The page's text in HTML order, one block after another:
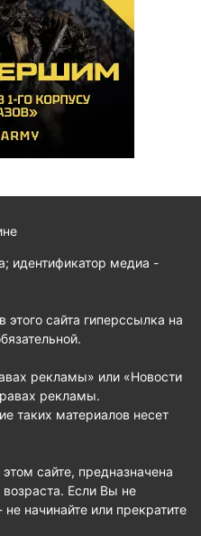
идентификатор медиа -
сайта гиперссылка на
рекламы» или «Новости
рекламы.
таких материалов несет
сайте, предназначена
возраста. Если Вы не
не начинайте или прекратите